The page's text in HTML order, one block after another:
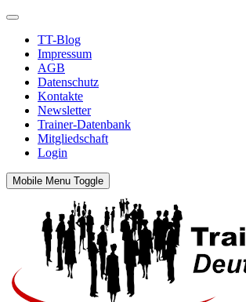
TT-Blog
Impressum
AGB
Datenschutz
Kontakte
Newsletter
Trainer-Datenbank
Mitgliedschaft
Login
Mobile Menu Toggle